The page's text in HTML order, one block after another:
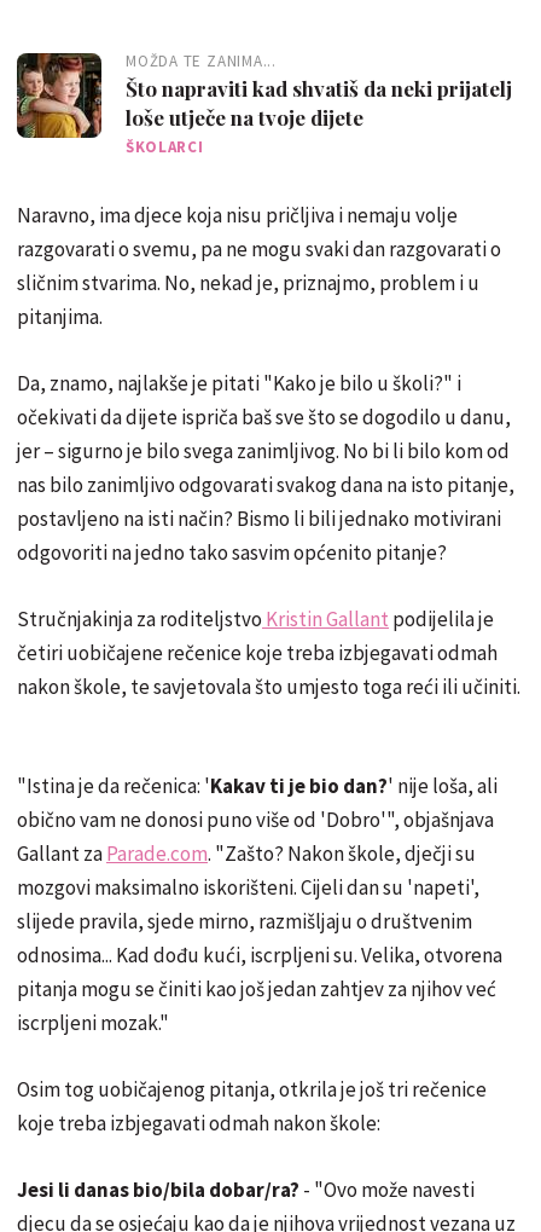
MOŽDA TE ZANIMA...
Što napraviti kad shvatiš da neki prijatelj
loše utječe na tvoje dijete
ŠKOLARCI
Naravno, ima djece koja nisu pričljiva i nemaju volje
razgovarati o svemu, pa ne mogu svaki dan razgovarati o
sličnim stvarima. No, nekad je, priznajmo, problem i u
pitanjima.
Da, znamo, najlakše je pitati "Kako je bilo u školi?" i
očekivati da dijete ispriča baš sve što se dogodilo u danu,
jer – sigurno je bilo svega zanimljivog. No bi li bilo kom od
nas bilo zanimljivo odgovarati svakog dana na isto pitanje,
postavljeno na isti način? Bismo li bili jednako motivirani
odgovoriti na jedno tako sasvim općenito pitanje?
Stručnjakinja za roditeljstvo Kristin Gallant podijelila je
četiri uobičajene rečenice koje treba izbjegavati odmah
nakon škole, te savjetovala što umjesto toga reći ili učiniti.
"Istina je da rečenica: 'Kakav ti je bio dan?' nije loša, ali
obično vam ne donosi puno više od 'Dobro'", objašnjava
Gallant zaParade.com. "Zašto? Nakon škole, dječji su
mozgovi maksimalno iskorišteni. Cijeli dan su 'napeti',
slijede pravila, sjede mirno, razmišljaju o društvenim
odnosima... Kad dođu kući, iscrpljeni su. Velika, otvorena
pitanja mogu se činiti kao još jedan zahtjev za njihov već
iscrpljeni mozak."
Osim tog uobičajenog pitanja, otkrila je još tri rečenice
koje treba izbjegavati odmah nakon škole:
Jesi li danas bio/bila dobar/ra? - "Ovo može navesti
djecu da se osjećaju kao da je njihova vrijednost vezana uz